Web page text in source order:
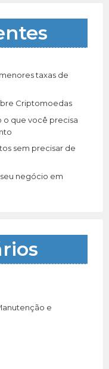
taxas de
Criptomoedas
o que você precisa
sem precisar de
negócio em
e